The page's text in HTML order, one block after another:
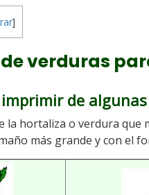
]
verduras
de
la hortaliza o verdura
más grande y con el